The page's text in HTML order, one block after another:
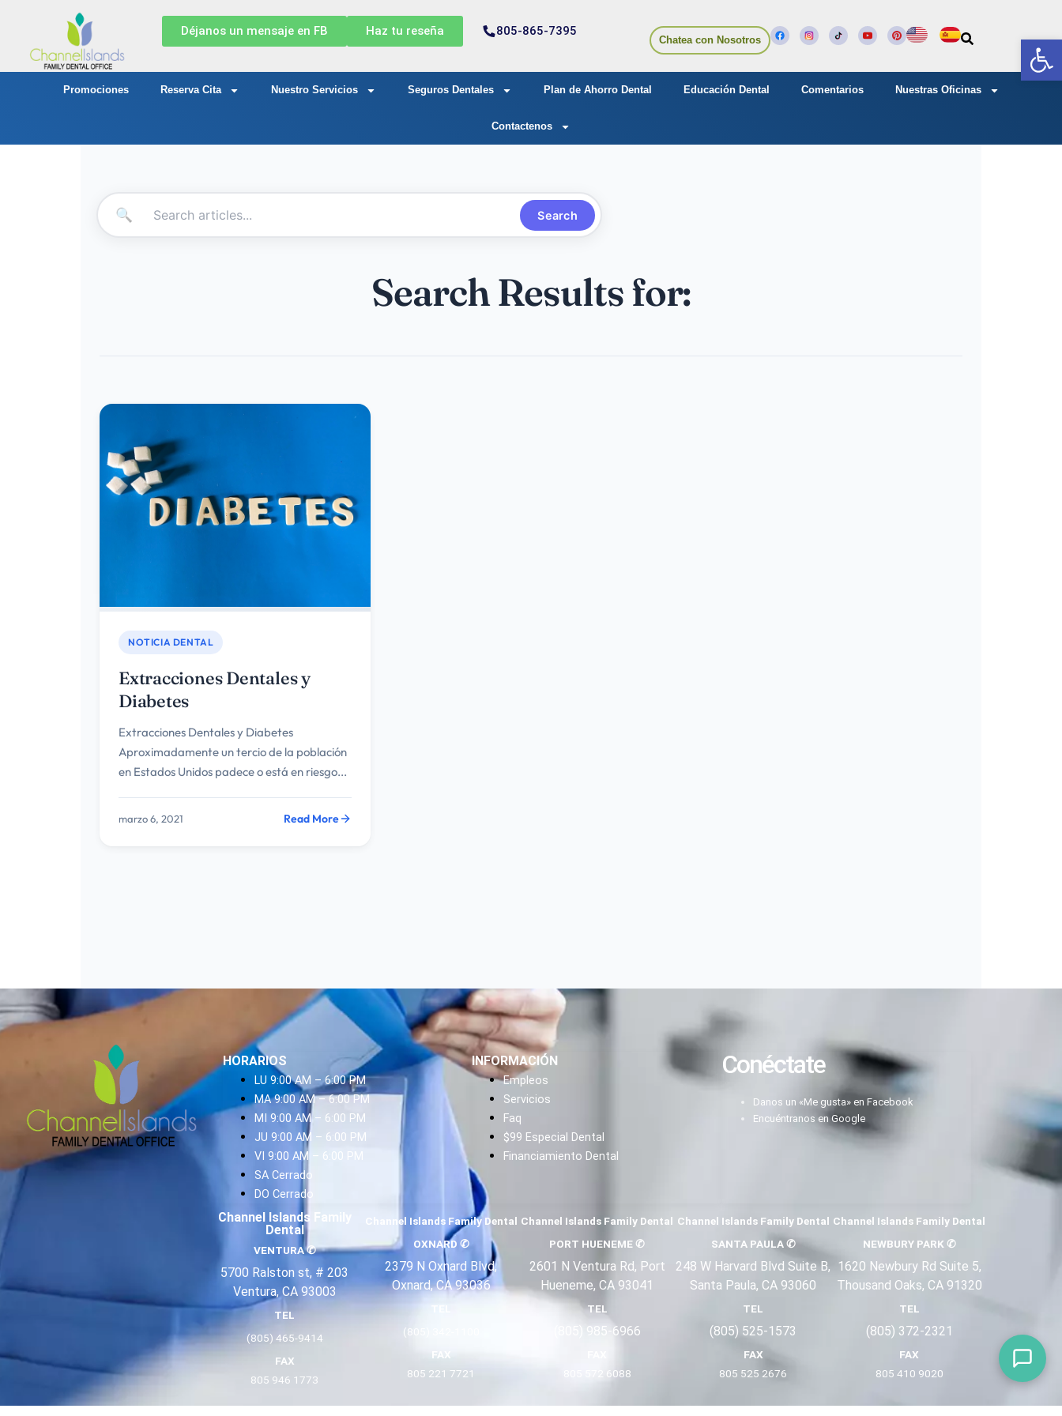
Abrir
Déjanos un mensaje en FB Haz tu reseña 805-865-7395
Chatea con Nosotros
Promociones Reserva Cita Nuestro Servicios Seguros Dentales Plan de Ahorro Dental Educación Dental Comentarios Nuestras Oficinas
Contactenos
🔍 Search
Search Results for:
NOTICIA DENTAL
Extracciones Dentales y
Diabetes
Extracciones Dentales y Diabetes
Aproximadamente un tercio de la población
en Estados Unidos padece o está en riesgo...
marzo 6, 2021 Read More
HORARIOS
LU 9:00 AM – 6:00 PM
MA 9:00 AM – 6:00 PM
MI 9:00 AM – 6:00 PM
JU 9:00 AM – 6:00 PM
VI 9:00 AM – 6:00 PM
SA Cerrado
DO Cerrado
INFORMACIÓN
Empleos
Servicios
Faq
$99 Especial Dental
Financiamiento Dental
Conéctate
Danos un «Me gusta» en Facebook
Encuéntranos en Google
Channel Islands Family
Dental
VENTURA✆
5700 Ralston st, # 203
Ventura, CA 93003
TEL
(805) 465-9414
FAX
805 946 1773
Channel Islands Family Dental
OXNARD ✆
2379 N Oxnard Blvd,
Oxnard, CA 93036
TEL
(805) 342-1100
FAX
805 221 7721
Channel Islands Family Dental
PORT HUENEME ✆
2601 N Ventura Rd, Port
Hueneme, CA 93041
TEL
(805) 985-6966
805 572 6088
Channel Islands Family Dental
SANTA PAULA✆
248 W Harvard Blvd Suite B,
Santa Paula, CA 93060
TEL
(805) 525-1573
FAX
805 525 2676
Channel Islands Family Dental
NEWBURY PARK ✆
1620 Newbury Rd Suite 5,
Thousand Oaks, CA 91320
TEL
(805) 372-2321
FAX
805 410 9020